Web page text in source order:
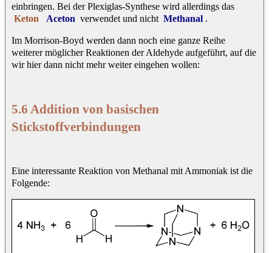
einbringen. Bei der Plexiglas-Synthese wird allerdings das
Keton
Aceton verwendet und nicht Methanal .
Im Morrison-Boyd werden dann noch eine ganze Reihe
weiterer möglicher Reaktionen der Aldehyde aufgeführt, auf die
wir hier dann nicht mehr weiter eingehen wollen:
5.6 Addition von basischen
Stickstoffverbindungen
Eine interessante Reaktion von Methanal mit Ammoniak ist die
Folgende: